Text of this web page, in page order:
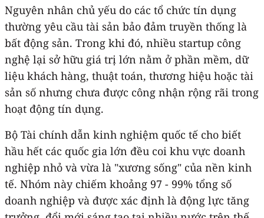
Nguyên nhân chủ yếu do các tổ chức tín dụng
thường yêu cầu tài sản bảo đảm truyền thống là
bất động sản. Trong khi đó, nhiều startup công
nghệ lại sở hữu giá trị lớn nằm ở phần mềm, dữ
liệu khách hàng, thuật toán, thương hiệu hoặc tài
sản số nhưng chưa được công nhận rộng rãi trong
hoạt động tín dụng.
Bộ Tài chính dẫn kinh nghiệm quốc tế cho biết
hầu hết các quốc gia lớn đều coi khu vực doanh
nghiệp nhỏ và vừa là "xương sống" của nền kinh
tế. Nhóm này chiếm khoảng 97 - 99% tổng số
doanh nghiệp và được xác định là động lực tăng